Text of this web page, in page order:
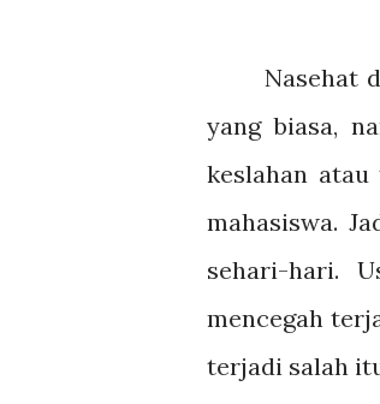
Nasehat
yang biasa,
keslahan
mahasiswa.
sehari-hari.
mencegah
terjadi salah